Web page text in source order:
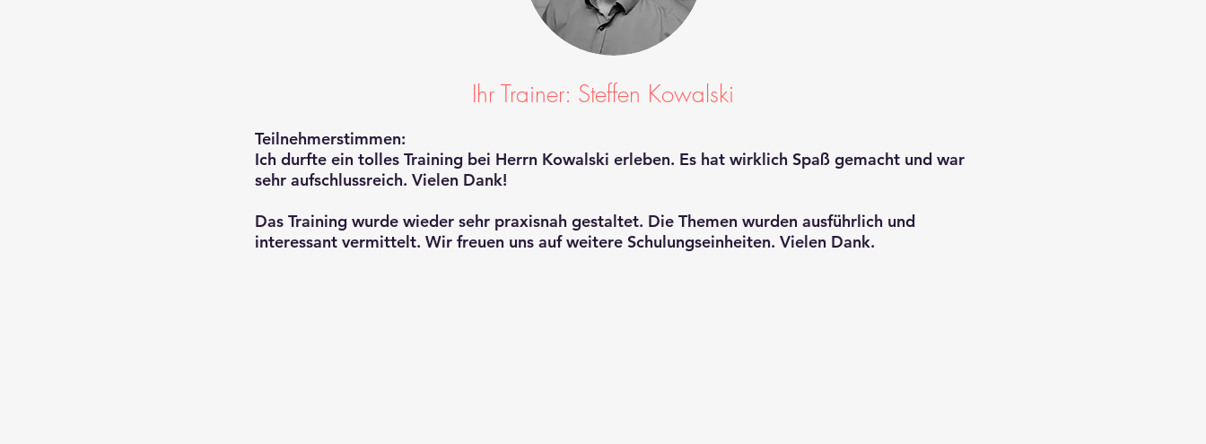
Ihr Trainer: Steffen Kowalski
Teilnehmerstimmen:
Ich durfte ein tolles Training bei Herrn Kowalski erleben. Es hat wirklich Spaß gemacht und war
sehr aufschlussreich. Vielen Dank!
Das Training wurde wieder sehr praxisnah gestaltet. Die Themen wurden ausführlich und
interessant vermittelt. Wir freuen uns auf weitere Schulungseinheiten. Vielen Dank.